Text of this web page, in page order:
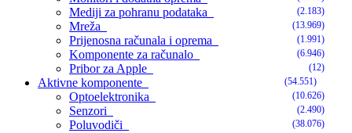
Mediji za pohranu podataka (2.183)
Mreža (13.969)
Prijenosna računala i oprema (1.991)
Komponente za računalo (6.946)
Pribor za Apple (12)
Aktivne komponente (54.551)
Optoelektronika (10.626)
Senzori (2.490)
Poluvodiči (38.076)